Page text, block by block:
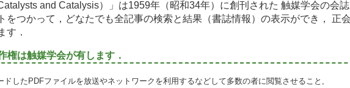
and Catalysis）」は1959年（昭和34年）に創刊された 触媒学会の会誌
をつかって，どなたでも全記事の検索と結果（書誌情報）の表示ができ， 正
す．
権は触媒学会が有します．
ドしたPDFファイルを放送やネットワークを利用するなどして多数の者に閲覧させること,